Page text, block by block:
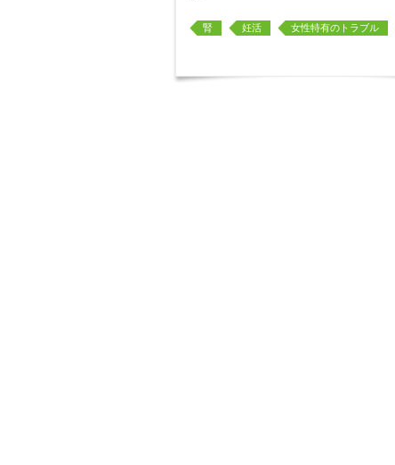
女性特有のトラブル
妊活
腎